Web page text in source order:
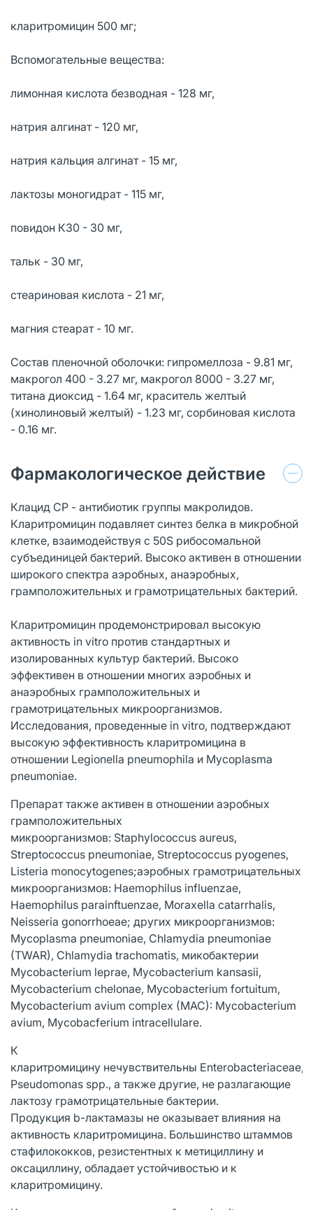
кларитромицин 500 мг;
Вспомогательные вещества:
лимонная кислота безводная - 128 мг,
натрия алгинат - 120 мг,
натрия кальция алгинат - 15 мг,
лактозы моногидрат - 115 мг,
повидон К30 - 30 мг,
тальк - 30 мг,
стеариновая кислота - 21 мг,
магния стеарат - 10 мг.
Состав пленочной оболочки: гипромеллоза - 9.81 мг,
макрогол 400 - 3.27 мг, макрогол 8000 - 3.27 мг,
титана диоксид - 1.64 мг, краситель желтый
(хинолиновый желтый) - 1.23 мг, сорбиновая кислота
- 0.16 мг.
Фармакологическое действие
Клацид СР - антибиотик группы макролидов.
Кларитромицин подавляет синтез белка в микробной
клетке, взаимодействуя с 50S рибосомальной
субъединицей бактерий. Высоко активен в отношении
широкого спектра аэробных, анаэробных,
грамположительных и грамотрицательных бактерий.
Кларитромицин продемонстрировал высокую
активность in vitro против стандартных и
изолированных культур бактерий. Высоко
эффективен в отношении многих аэробных и
анаэробных грамположительных и
грамотрицательных микроорганизмов.
Исследования, проведенные in vitro, подтверждают
высокую эффективность кларитромицина в
отношении Legionella pneumophila и Mycoplasma
pneumoniae.
Препарат также активен в отношении аэробных
грамположительных
микроорганизмов: Staphylococcus aureus,
Streptococcus pneumoniae, Streptococcus pyogenes,
Listeria monocytogenes;аэробных грамотрицательных
микроорганизмов: Haemophilus influenzae,
Haemophilus parainftuenzae, Moraxella catarrhalis,
Neisseria gonorrhoeae; других микроорганизмов:
Mycoplasma pneumoniae, Chlamydia pneumoniae
(TWAR), Chlamydia trachomatis, микобактерии
Mycobacterium leprae, Mycobacterium kansasii,
Mycobacterium chelonae, Mycobacterium fortuitum,
Mycobacterium avium complex (MAC): Mycobacterium
avium, Mycobacferium intracellulare.
К
кларитромицину нечувствительны Enterobacteriaceae,
Pseudomonas spp., а также другие, не разлагающие
лактозу грамотрицательные бактерии.
Продукция b-лактамазы не оказывает влияния на
активность кларитромицина. Большинство штаммов
стафилококков, резистентных к метициллину и
оксациллину, обладает устойчивостью и к
кларитромицину.